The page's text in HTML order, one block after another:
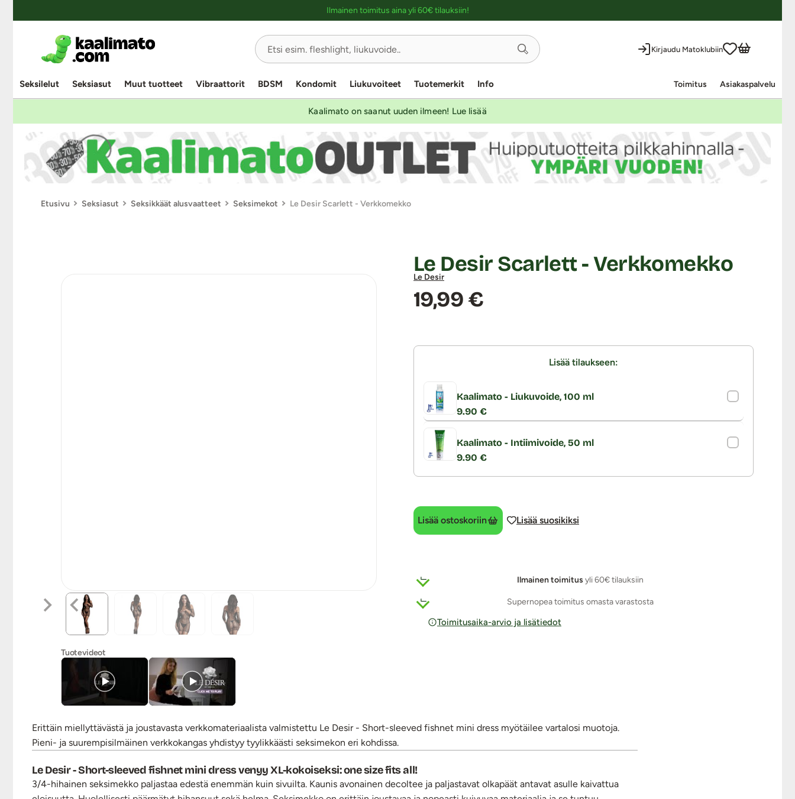
Ilmainen toimitus aina yli 60€ tilauksiin!
Kirjaudu Matoklubiin
Seksilelut Seksiasut Muut tuotteet Vibraattorit BDSM Kondomit Liukuvoiteet Tuotemerkit Info Toimitus Asiakaspalvelu
Kaalimato on saanut uuden ilmeen! Lue lisää
Etusivu Seksiasut Seksikkäät alusvaatteet Seksimekot Le Desir Scarlett - Verkkomekko
Tuotevideot
Le Desir
Le Desir Scarlett - Verkkomekko
Hinta:
19,99 €
Lisää tilaukseen:
Kaalimato - Liukuvoide, 100 ml
9.90 €
Kaalimato - Intiimivoide, 50 ml
9.90 €
Lisää ostoskoriin Lisää suosikiksi
Ilmainen toimitus yli 60€ tilauksiin
Supernopea toimitus omasta varastosta
Toimitusaika-arvio ja lisätiedot
Erittäin miellyttävästä ja joustavasta verkkomateriaalista valmistettu Le Desir - Short-sleeved fishnet mini dress myötäilee vartalosi muotoja.
Pieni- ja suurempisilmäinen verkkokangas yhdistyy tyylikkäästi seksimekon eri kohdissa.
Le Desir - Short-sleeved fishnet mini dress venyy XL-kokoiseksi: one size fits all!
3/4-hihainen seksimekko paljastaa edestä enemmän kuin sivuilta. Kaunis avonainen decoltee ja paljastavat olkapäät antavat asulle kaivattua